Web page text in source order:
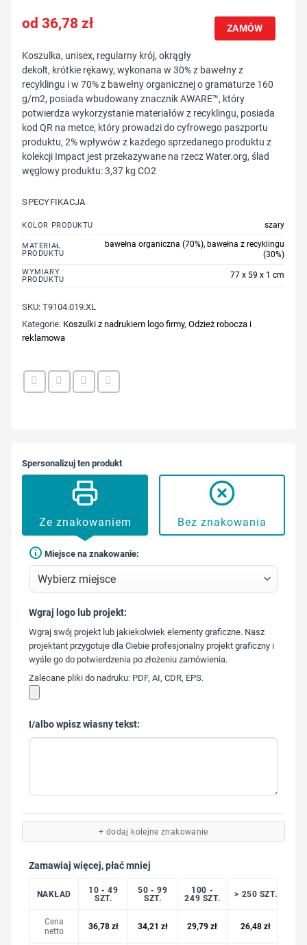
36,78zł ZAMÓW
Koszulka, unisex, regularny krój, okrągły
dekolt, krótkie rękawy, wykonana w 30% z bawełny z
recyklingu i w 70% z bawełny organicznej o gramaturze 160
g/m2, posiada wbudowany znacznik AWARE™, który
potwierdza wykorzystanie materiałów z recyklingu, posiada
kod QR na metce, który prowadzi do cyfrowego paszportu
produktu, 2% wpływów z każdego sprzedanego produktu z
kolekcji Impact jest przekazywane na rzecz Water.org, ślad
węglowy produktu: 3,37 kg CO2
SPECYFIKACJA
KOLOR PRODUKTU szary
MATERIAŁ
PRODUKTU
bawełna organiczna (70%), bawełna z recyklingu
(30%)
WYMIARY
PRODUKTU
77 x 59 x 1 cm
SKU:T9104.019.XL
Kategorie: Koszulki z nadrukiem logo firmy,Odzież robocza i
reklamowa
Spersonalizuj ten produkt
Ze znakowaniem Bez znakowania
Miejsce na znakowanie:
573 568
217
Wgraj logo lub projekt:
Wgraj swój projekt lub jakiekolwiek elementy graficzne. Nasz
projektant przygotuje dla Ciebie profesjonalny projekt graficzny i
wyśle go do potwierdzenia po złożeniu zamówienia.
Zalecane pliki do nadruku: PDF, AI, CDR, EPS.
I/albo wpisz wiasny tekst:
+ dodaj kolejne znakowanie
Zamawiaj więcej, płać mniej
NAKŁAD
10 - 49
SZT.
50 - 99
SZT.
100 -
249 SZT.
> 250 SZT.
Cena
netto
36,78 zł 34,21 zł 29,79zł 26,48zł